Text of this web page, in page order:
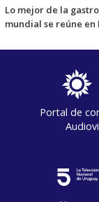
Lo mejor de la
mundial se reúne
Portal de